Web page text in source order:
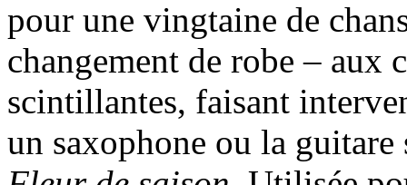
pour une vingtaine de
changement de robe – aux
scintillantes, faisant
un saxophone ou la